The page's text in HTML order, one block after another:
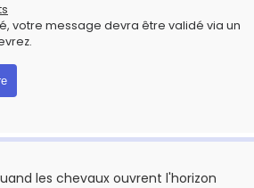
votre message devra être validé via un
les chevaux ouvrent l'horizon